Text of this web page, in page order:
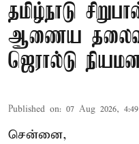
தமிழ்நாடு
ஆணைய
ஜெரால்டு
Published on: 07 Aug 2026,
சென்னை,